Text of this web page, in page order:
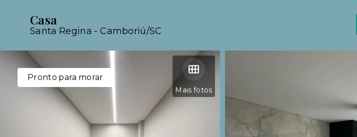
Casa
Santa Regina - Camboriú/SC
Mais fotos
Pronto para morar